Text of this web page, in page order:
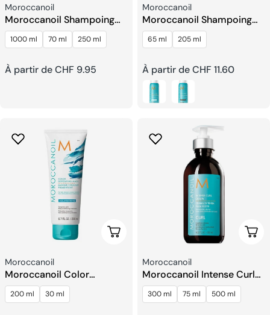
Fournisseur:
Moroccanoil
Moroccanoil Shampoing
Hydratant
1000 ml 70 ml 250 ml
Prix
À partir de CHF 9.95
Fournisseur:
Moroccanoil
Moroccanoil Shampoing
Sec
65 ml 205 ml
Prix
habituel
À partir de CHF 11.60
Choisissez Les Options
Fournisseur:
Moroccanoil
Moroccanoil Color
Depositing Masque
200 ml 30 ml
Fournisseur:
Moroccanoil
Moroccanoil Intense Curl
Crème
300 ml 75 ml 500 ml